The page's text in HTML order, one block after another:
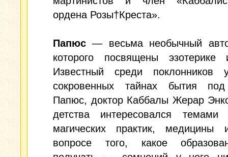
ордена Розы†Креста».
Папюс — весьма необычный
которого посвящены
Известный среди поклонников
сокровенных тайнах бытия
Папюс, доктор Каббалы Жерар
детства интересовался темами
магических практик,
вопросе того, какое